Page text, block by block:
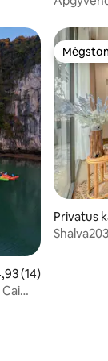
įvertinimas:
(14)
Privatus
t Hải